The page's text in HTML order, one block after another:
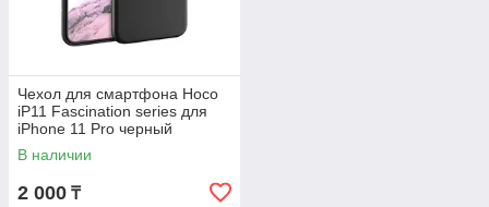
Чехол для смартфона Hoco
iP11 Fascination series для
iPhone 11 Pro черный
В наличии
2 000 ₸